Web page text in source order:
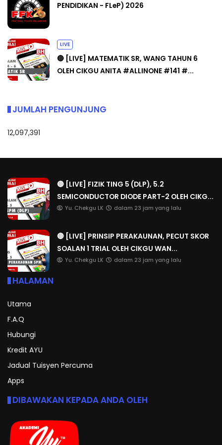
PENDIDIKAN - FLeP) 2026
LIVE
🔴 [LIVE] MATEMATIK SR, WANG TAHUN 6
OLEH CIKGU ANITA #ALLINONE #141 #...
JUMLAH PENGUNJUNG
12,097,391
🔴 [LIVE] FIZIK TING 5 (DLP), 5.2
SEMICONDUCTOR DIODE PART-2 OLEH CIKG...
Yu. Chekgu LK dalam 23 jam yang lalu
🔴 [LIVE] PRINSIP PERAKAUNAN, PECUT SKOR
SOALAN 1 TRIAL OLEH CIKGU WAN...
Yu. Chekgu LK dalam 23 jam yang lalu
HALAMAN
Utama
F.A.Q
Hubungi
Kredit AYU
Jadual Tuisyen Percuma
Apps
DIBAWAKAN KEPADA ANDA OLEH